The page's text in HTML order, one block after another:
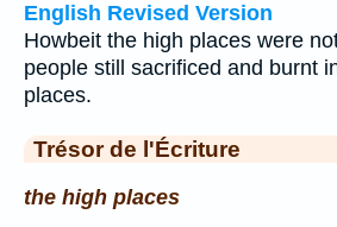
English Revised Version
Howbeit the high places were
people still sacrificed and burnt
places.
Trésor de l'Écriture
the high places